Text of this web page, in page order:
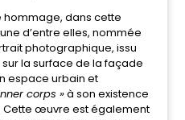
hommage, dans cette
d’entre elles, nommée
photographique, issu
la surface de la façade
espace urbain et
corps »à son existence
Cette œuvre est également